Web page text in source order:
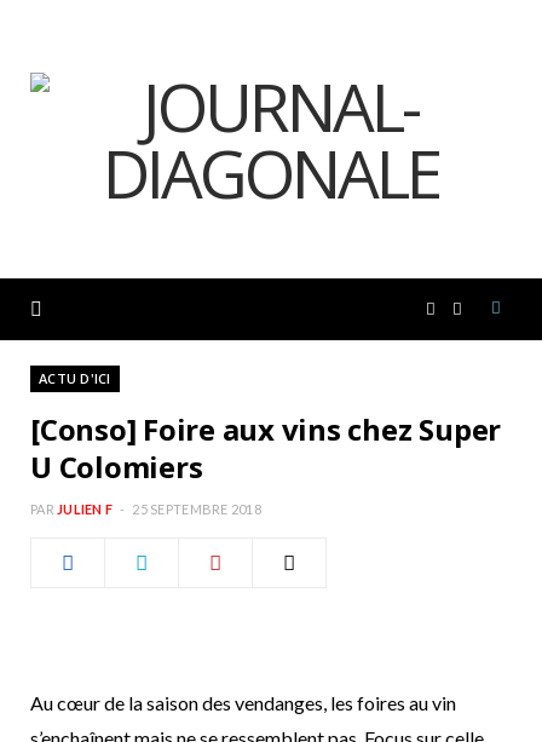
c s
ACTU D'ICI
[Conso] Foire aux vins chez Super
U Colomiers
PAR JULIEN F 25 SEPTEMBRE 2018
Au cœur de la saison des vendanges, les foires au vin